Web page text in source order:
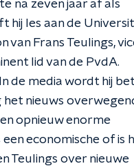
na zeven jaar af als
hij les aan de
van Frans Teulings,
lid van de PvdA.
de media wordt hij
het nieuws
opnieuw enorme
een economische of is
Teulings over nieuwe